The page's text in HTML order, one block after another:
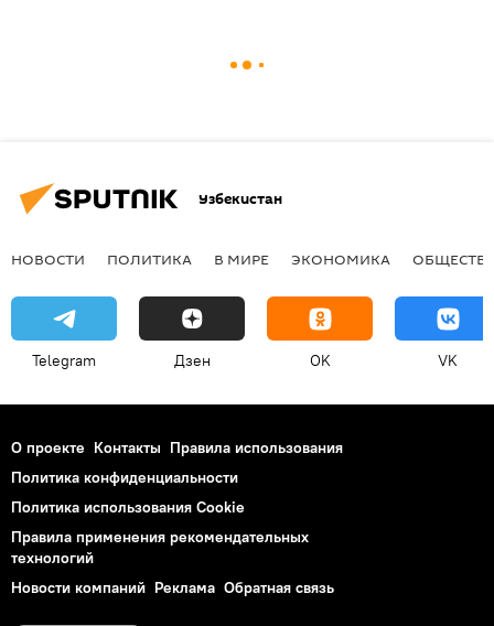
Узбекистан
НОВОСТИ ПОЛИТИКА В МИРЕ ЭКОНОМИКА
Telegram Дзен OK VK
О проекте Контакты Правила использования
Политика конфиденциальности
Политика использования Cookie
Правила применения рекомендательных
технологий
Новости компаний Реклама Обратная связь